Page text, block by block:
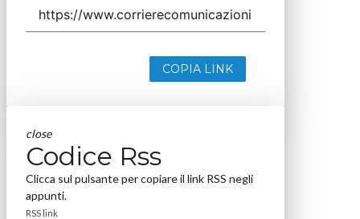
COPIA LINK
close
Codice Rss
Clicca sul pulsante per copiare il link RSS negli
appunti.
RSS link